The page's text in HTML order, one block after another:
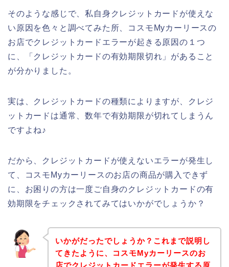
そのような感じで、私自身クレジットカードが使えな
い原因を色々と調べてみた所、コスモMyカーリースの
お店でクレジットカードエラーが起きる原因の１つ
に、「クレジットカードの有効期限切れ」があること
が分かりました。
実は、クレジットカードの種類によりますが、クレジ
ットカードは通常、数年で有効期限が切れてしまうん
ですよね♪
だから、クレジットカードが使えないエラーが発生し
て、コスモMyカーリースのお店の商品が購入できず
に、お困りの方は一度ご自身のクレジットカードの有
効期限をチェックされてみてはいかがでしょうか？
いかがだったでしょうか？これまで説明し
てきたように、コスモMyカーリースのお
店でクレジットカードエラーが発生する原